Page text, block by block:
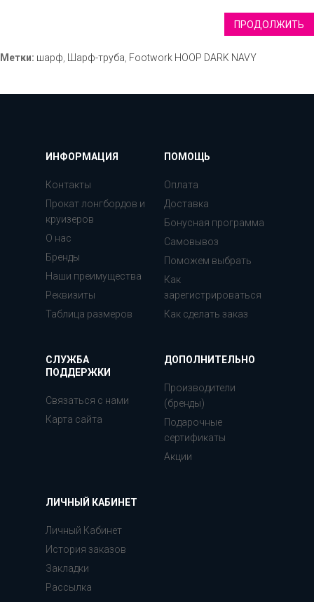
ПРОДОЛЖИТЬ
Метки: шарф Шарф-труба Footwork HOOP DARK NAVY
ИНФОРМАЦИЯ
Контакты
Прокат лонгбордов и
круизеров
О нас
Бренды
Наши преимущества
Реквизиты
Таблица размеров
ПОМОЩЬ
Оплата
Доставка
Бонусная программа
Самовывоз
Поможем выбрать
Как
зарегистрироваться
Как сделать заказ
СЛУЖБА
ПОДДЕРЖКИ
Связаться с нами
Карта сайта
ДОПОЛНИТЕЛЬНО
Производители
(бренды)
Подарочные
сертификаты
Акции
ЛИЧНЫЙ КАБИНЕТ
Личный Кабинет
История заказов
Закладки
Рассылка